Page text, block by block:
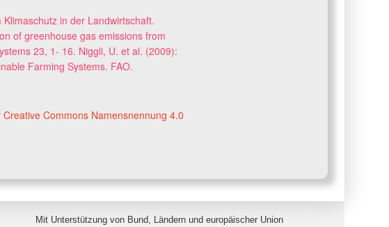
in der Landwirtschaft.
of greenhouse gas emissions from
23, 1- 16. Niggli, U. et al. (2009):
Farming Systems. FAO.
Creative Commons Namensnennung 4.0
Mit Unterstützung von Bund, Ländern und europäischer Union